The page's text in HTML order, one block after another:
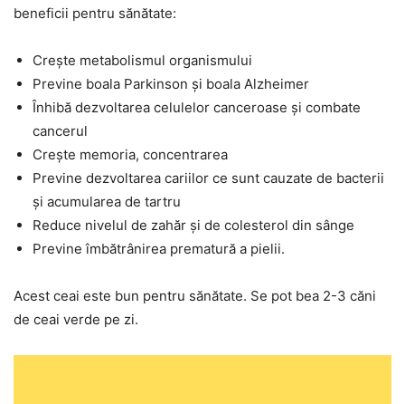
beneficii pentru sănătate:
Crește metabolismul organismului
Previne boala Parkinson și boala Alzheimer
Înhibă dezvoltarea celulelor canceroase și combate
cancerul
Crește memoria, concentrarea
Previne dezvoltarea cariilor ce sunt cauzate de bacterii
și acumularea de tartru
Reduce nivelul de zahăr și de colesterol din sânge
Previne îmbătrânirea prematură a pielii.
Acest ceai este bun pentru sănătate. Se pot bea 2-3 căni
de ceai verde pe zi.